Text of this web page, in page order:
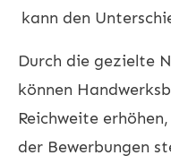
kann den
Durch die gezielte
können
Reichweite
der Bewerbungen